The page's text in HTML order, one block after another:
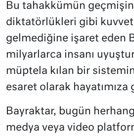
Bu tahakkümün
diktatörlükleri gibi
gelmediğine işaret eden
milyarlarca insanı
müptela kılan bir
esaret olarak
Bayraktar, bugün
medya veya video